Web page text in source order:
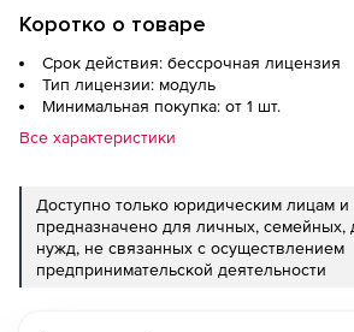
Коротко о товаре
Срок действия: бессрочная лицензия
Тип лицензии: модуль
Минимальная покупка: от 1 шт.
Все характеристики
Доступно только юридическим лицам
предназначено для личных,
нужд, не связанных с осуществлением
предпринимательской деятельности